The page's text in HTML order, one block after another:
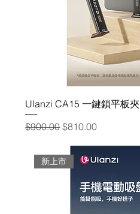
Ulanzi CA15 一鍵鎖平板夾
一般價格
$900.00促銷價格
$810.00
新上市